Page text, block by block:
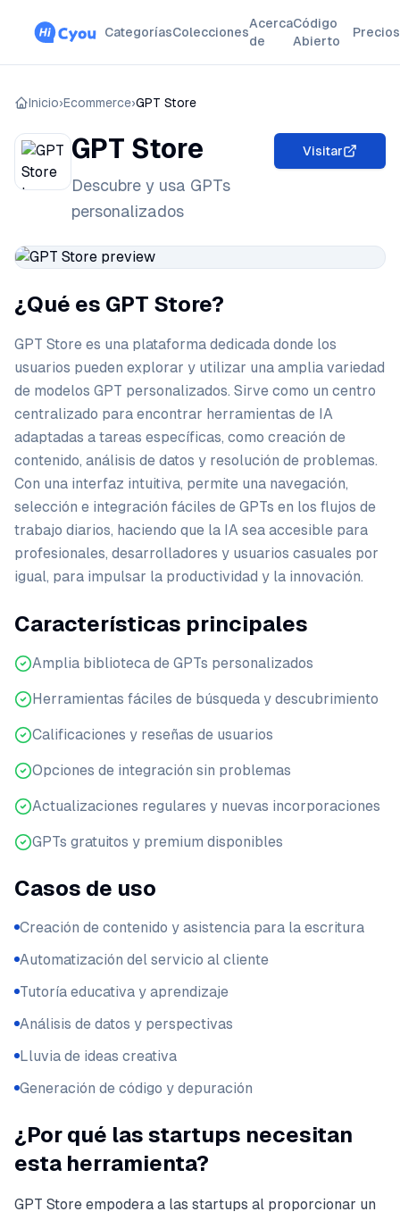
CategoríasColecciones
Acerca
de
Código
Abierto
Precios
Inicio›Ecommerce›GPT Store
GPT Store
Descubre y usa GPTs
personalizados
Visitar
¿Qué es GPT Store?
GPT Store es una plataforma dedicada donde los
usuarios pueden explorar y utilizar una amplia variedad
de modelos GPT personalizados. Sirve como un centro
centralizado para encontrar herramientas de IA
adaptadas a tareas específicas, como creación de
contenido, análisis de datos y resolución de problemas.
Con una interfaz intuitiva, permite una navegación,
selección e integración fáciles de GPTs en los flujos de
trabajo diarios, haciendo que la IA sea accesible para
profesionales, desarrolladores y usuarios casuales por
igual, para impulsar la productividad y la innovación.
Características principales
Amplia biblioteca de GPTs personalizados
Herramientas fáciles de búsqueda y descubrimiento
Calificaciones y reseñas de usuarios
Opciones de integración sin problemas
Actualizaciones regulares y nuevas incorporaciones
GPTs gratuitos y premium disponibles
Casos de uso
Creación de contenido y asistencia para la escritura
Automatización del servicio al cliente
Tutoría educativa y aprendizaje
Análisis de datos y perspectivas
Lluvia de ideas creativa
Generación de código y depuración
¿Por qué las startups necesitan
esta herramienta?
GPT Store empodera a las startups al proporcionar un